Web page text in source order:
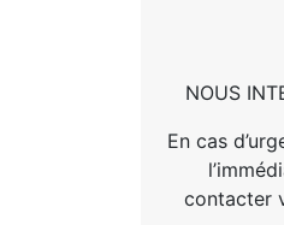
NOUS
En cas
contacter